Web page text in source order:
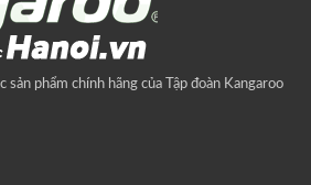
sản phẩm chính hãng của Tập đoàn Kangaroo